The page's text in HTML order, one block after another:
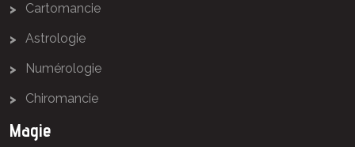
Cartomancie
Astrologie
Numérologie
Chiromancie
Magie